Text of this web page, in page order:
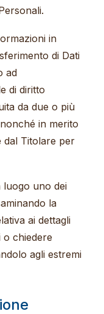
in
di Dati
ad
di diritto
da due o più
in merito
dal Titolare per
luogo uno dei
la
ai dettagli
o chiedere
agli estremi